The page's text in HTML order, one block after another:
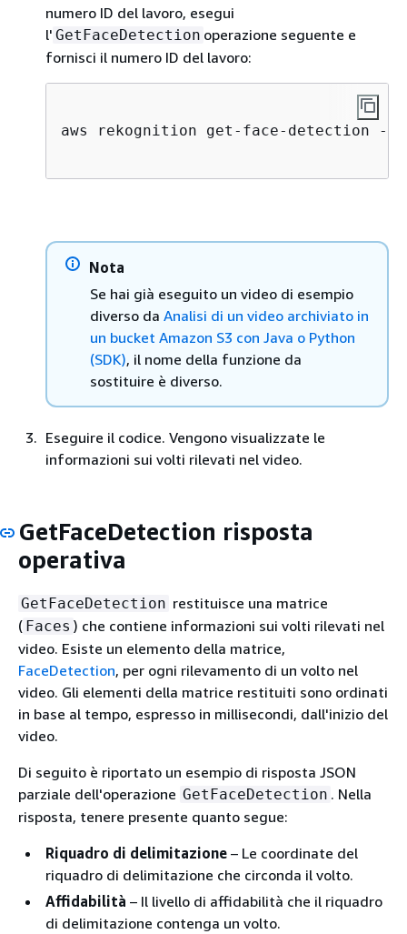
numero ID del lavoro, esegui
l' GetFaceDetection operazione seguente e
fornisci il numero ID del lavoro:
aws rekognition get-face-detection --
Nota
Se hai già eseguito un video di esempio
diverso da Analisi di un video archiviato in
un bucket Amazon S3 con Java o Python
(SDK), il nome della funzione da
sostituire è diverso.
Eseguire il codice. Vengono visualizzate le
informazioni sui volti rilevati nel video.
GetFaceDetection risposta
operativa
GetFaceDetection restituisce una matrice
( Faces ) che contiene informazioni sui volti rilevati nel
video. Esiste un elemento della matrice,
FaceDetection, per ogni rilevamento di un volto nel
video. Gli elementi della matrice restituiti sono ordinati
in base al tempo, espresso in millisecondi, dall'inizio del
video.
Di seguito è riportato un esempio di risposta JSON
parziale dell'operazione GetFaceDetection . Nella
risposta, tenere presente quanto segue:
Riquadro di delimitazione – Le coordinate del
riquadro di delimitazione che circonda il volto.
Affidabilità – Il livello di affidabilità che il riquadro
di delimitazione contenga un volto.